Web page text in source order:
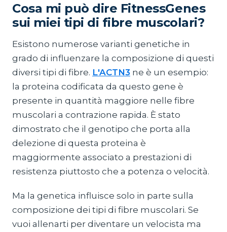
Cosa mi può dire FitnessGenes
sui miei tipi di fibre muscolari?
Esistono numerose varianti genetiche in
grado di influenzare la composizione di questi
diversi tipi di fibre. L'ACTN3 ne è un esempio:
la proteina codificata da questo gene è
presente in quantità maggiore nelle fibre
muscolari a contrazione rapida. È stato
dimostrato che il genotipo che porta alla
delezione di questa proteina è
maggiormente associato a prestazioni di
resistenza piuttosto che a potenza o velocità.
Ma la genetica influisce solo in parte sulla
composizione dei tipi di fibre muscolari. Se
vuoi allenarti per diventare un velocista ma